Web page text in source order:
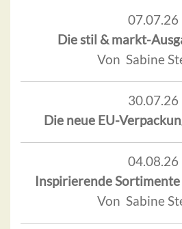
07.07.26
Die stil & markt-
Von Sabine
30.07.26
Die neue EU-
04.08.26
Inspirierende
Von Sabine